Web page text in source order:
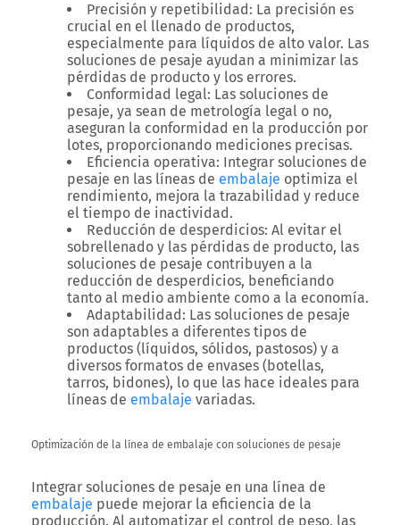
Precisión y repetibilidad: La precisión es
crucial en el llenado de productos,
especialmente para líquidos de alto valor. Las
soluciones de pesaje ayudan a minimizar las
pérdidas de producto y los errores.
Conformidad legal: Las soluciones de
pesaje, ya sean de metrología legal o no,
aseguran la conformidad en la producción por
lotes, proporcionando mediciones precisas.
Eficiencia operativa: Integrar soluciones de
pesaje en las líneas de embalaje optimiza el
rendimiento, mejora la trazabilidad y reduce
el tiempo de inactividad.
Reducción de desperdicios: Al evitar el
sobrellenado y las pérdidas de producto, las
soluciones de pesaje contribuyen a la
reducción de desperdicios, beneficiando
tanto al medio ambiente como a la economía.
Adaptabilidad: Las soluciones de pesaje
son adaptables a diferentes tipos de
productos (líquidos, sólidos, pastosos) y a
diversos formatos de envases (botellas,
tarros, bidones), lo que las hace ideales para
líneas de embalaje variadas.
Optimización de la línea de embalaje con soluciones de pesaje
Integrar soluciones de pesaje en una línea de
embalaje puede mejorar la eficiencia de la
producción. Al automatizar el control de peso, las